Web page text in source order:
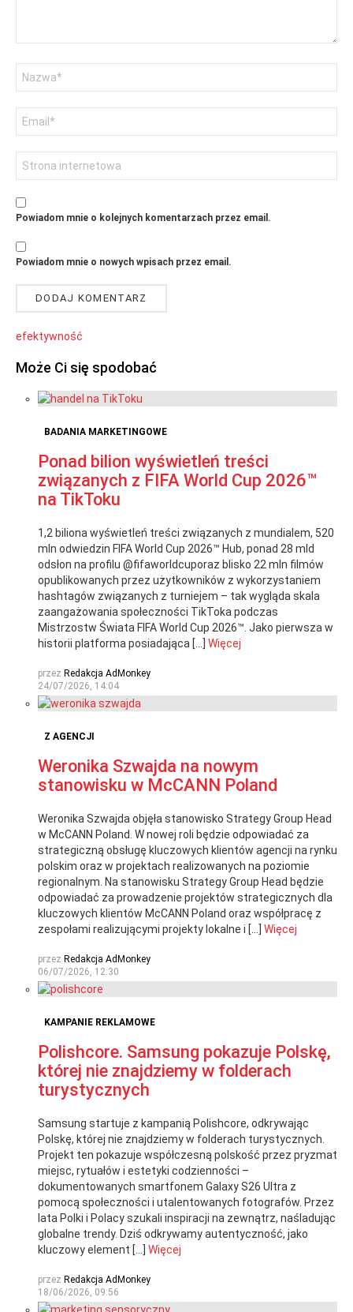
email
internetowa
Powiadom mnie o kolejnych komentarzach przez email.
Powiadom mnie o nowych wpisach przez email.
efektywność
Może Ci się spodobać
BADANIA MARKETINGOWE
Ponad bilion wyświetleń treści
związanych z FIFA World Cup 2026™
na TikToku
1,2 biliona wyświetleń treści związanych z mundialem, 520
mln odwiedzin FIFA World Cup 2026™ Hub, ponad 28 mld
odsłon na profilu @fifaworldcuporaz blisko 22 mln filmów
opublikowanych przez użytkowników z wykorzystaniem
hashtagów związanych z turniejem – tak wygląda skala
zaangażowania społeczności TikToka podczas
Mistrzostw Świata FIFA World Cup 2026™. Jako pierwsza w
historii platforma posiadająca […] Więcej
przez Redakcja AdMonkey
24/07/2026, 14:04
Z AGENCJI
Weronika Szwajda na nowym
stanowisku w McCANN Poland
Weronika Szwajda objęła stanowisko Strategy Group Head
w McCANN Poland. W nowej roli będzie odpowiadać za
strategiczną obsługę kluczowych klientów agencji na rynku
polskim oraz w projektach realizowanych na poziomie
regionalnym. Na stanowisku Strategy Group Head będzie
odpowiadać za prowadzenie projektów strategicznych dla
kluczowych klientów McCANN Poland oraz współpracę z
zespołami realizującymi projekty lokalne i […] Więcej
przez Redakcja AdMonkey
06/07/2026, 12:30
KAMPANIE REKLAMOWE
Polishcore. Samsung pokazuje Polskę,
której nie znajdziemy w folderach
turystycznych
Samsung startuje z kampanią Polishcore, odkrywając
Polskę, której nie znajdziemy w folderach turystycznych.
Projekt ten pokazuje współczesną polskość przez pryzmat
miejsc, rytuałów i estetyki codzienności –
dokumentowanych smartfonem Galaxy S26 Ultra z
pomocą społeczności i utalentowanych fotografów. Przez
lata Polki i Polacy szukali inspiracji na zewnątrz, naśladując
globalne trendy. Dziś odkrywamy autentyczność, jako
kluczowy element […] Więcej
przez Redakcja AdMonkey
18/06/2026, 09:56